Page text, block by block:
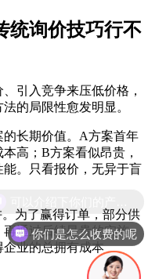
统询价技巧行不
引入竞争来压低价格，
的局限性愈发明显。
长期价值。A方案首年
高；B方案看似昂贵，
。只看报价，无异于盲
为了赢得订单，部分供
通过后续昂贵的实施、
业的总拥有成本
你们是怎么收费的呢